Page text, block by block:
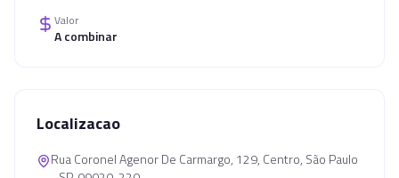
Valor
A combinar
Localizacao
Rua Coronel Agenor De Carmargo, 129, Centro, São Paulo